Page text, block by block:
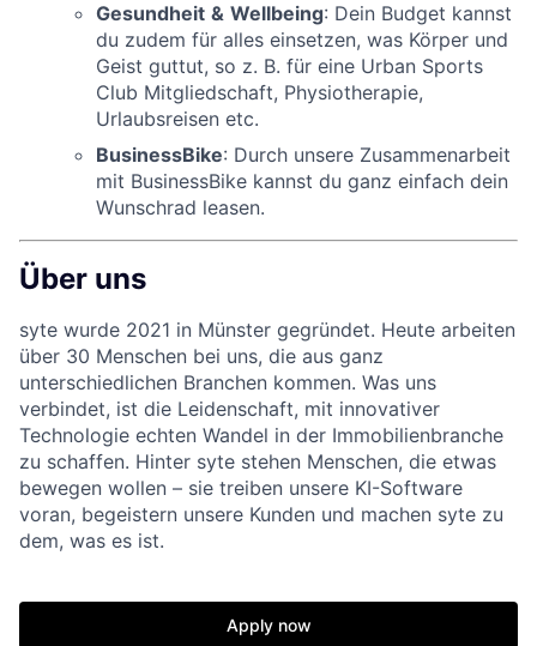
Gesundheit & Wellbeing: Dein Budget kannst
du zudem für alles einsetzen, was Körper und
Geist guttut, so z. B. für eine Urban Sports
Club Mitgliedschaft, Physiotherapie,
Urlaubsreisen etc.
BusinessBike: Durch unsere Zusammenarbeit
mit BusinessBike kannst du ganz einfach dein
Wunschrad leasen.
Über uns
syte wurde 2021 in Münster gegründet. Heute arbeiten
über 30 Menschen bei uns, die aus ganz
unterschiedlichen Branchen kommen. Was uns
verbindet, ist die Leidenschaft, mit innovativer
Technologie echten Wandel in der Immobilienbranche
zu schaffen. Hinter syte stehen Menschen, die etwas
bewegen wollen – sie treiben unsere KI-Software
voran, begeistern unsere Kunden und machen syte zu
dem, was es ist.
Apply now